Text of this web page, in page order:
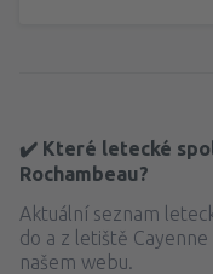
✔️ Které letecké
Rochambeau?
Aktuální seznam
do a z letiště
našem webu.